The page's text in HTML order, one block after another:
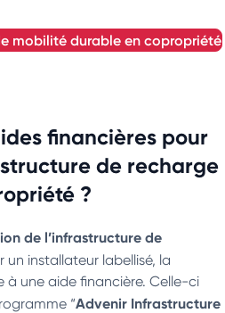
mobilité durable en copropriété
financières pour
de recharge
?
de l’infrastructure de
un installateur labellisé, la
une aide financière. Celle-ci
“Advenir Infrastructure